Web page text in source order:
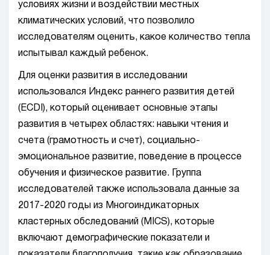
условиях жизни и воздействии местных
климатических условий, что позволило
исследователям оценить, какое количество тепла
испытывал каждый ребенок.
Для оценки развития в исследовании
использовался Индекс раннего развития детей
(ECDI), который оценивает основные этапы
развития в четырех областях: навыки чтения и
счета (грамотность и счет), социально-
эмоциональное развитие, поведение в процессе
обучения и физическое развитие. Группа
исследователей также использовала данные за
2017-2020 годы из Многоиндикаторных
кластерных обследований (MICS), которые
включают демографические показатели и